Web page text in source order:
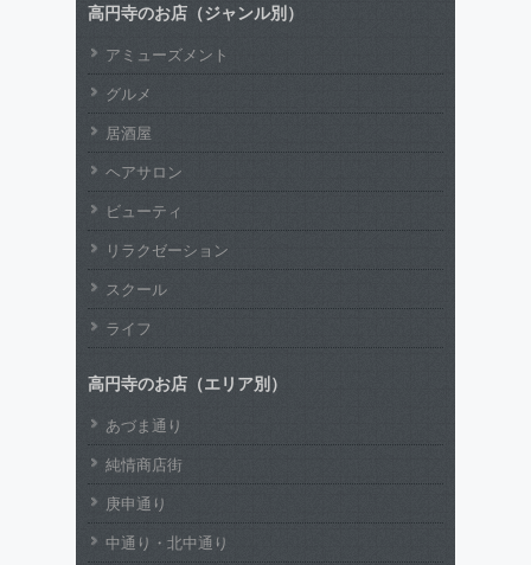
高円寺のお店（ジャンル別）
アミューズメント
グルメ
居酒屋
ヘアサロン
ビューティ
リラクゼーション
スクール
ライフ
高円寺のお店（エリア別）
あづま通り
純情商店街
庚申通り
中通り・北中通り